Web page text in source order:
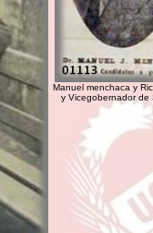
Manuel menchaca y
y Vicegobernador de